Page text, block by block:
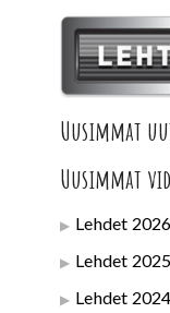
Uusimmat
Uusimmat
Lehdet 2026
Lehdet 2025
Lehdet 2024